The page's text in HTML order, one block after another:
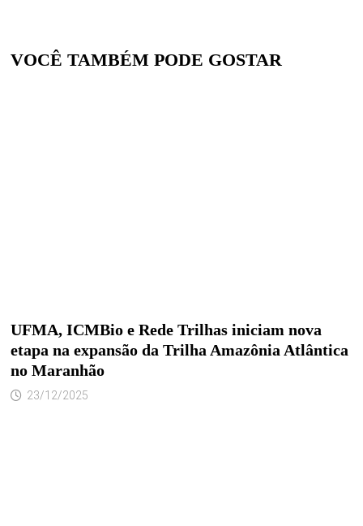
VOCÊ TAMBÉM PODE GOSTAR
UFMA, ICMBio e Rede Trilhas iniciam nova
etapa na expansão da Trilha Amazônia Atlântica
no Maranhão
23/12/2025